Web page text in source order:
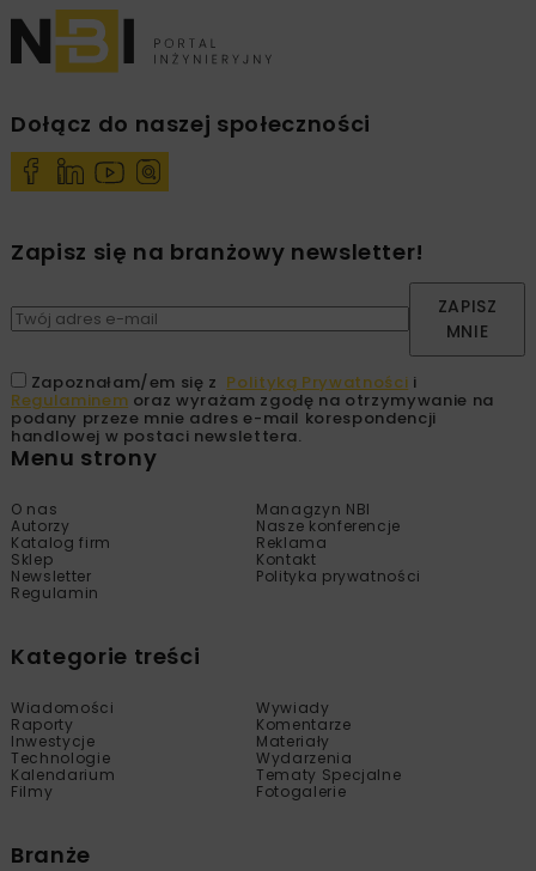
Dołącz do naszej społeczności
Zapisz się na branżowy newsletter!
ZAPISZ
MNIE
Zapoznałam/em się z Polityką Prywatności i
Regulaminem oraz wyrażam zgodę na otrzymywanie na
podany przeze mnie adres e-mail korespondencji
handlowej w postaci newslettera.
Menu strony
O nas
Managzyn NBI
Autorzy
Nasze konferencje
Katalog firm
Reklama
Sklep
Kontakt
Newsletter
Polityka prywatności
Regulamin
Kategorie treści
Wiadomości
Wywiady
Raporty
Komentarze
Inwestycje
Materiały
Technologie
Wydarzenia
Kalendarium
Tematy Specjalne
Filmy
Fotogalerie
Branże